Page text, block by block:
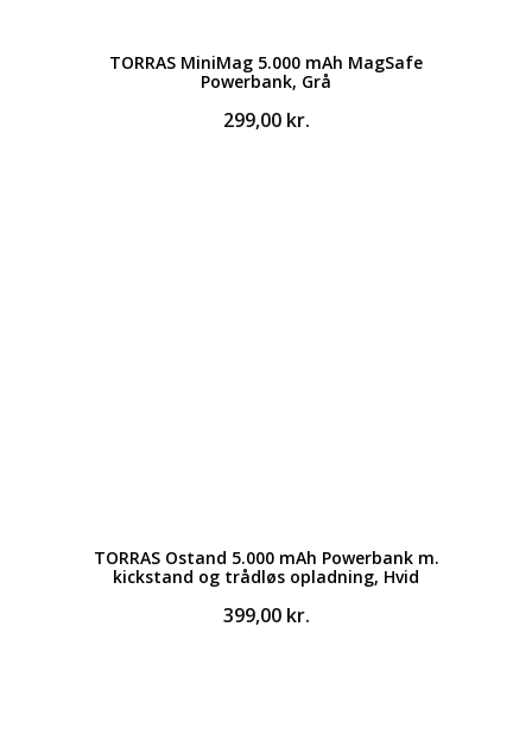
TORRAS MiniMag 5.000 mAh MagSafe
Powerbank, Grå
299,00 kr.
TORRAS Ostand 5.000 mAh Powerbank m.
kickstand og trådløs opladning, Hvid
399,00 kr.